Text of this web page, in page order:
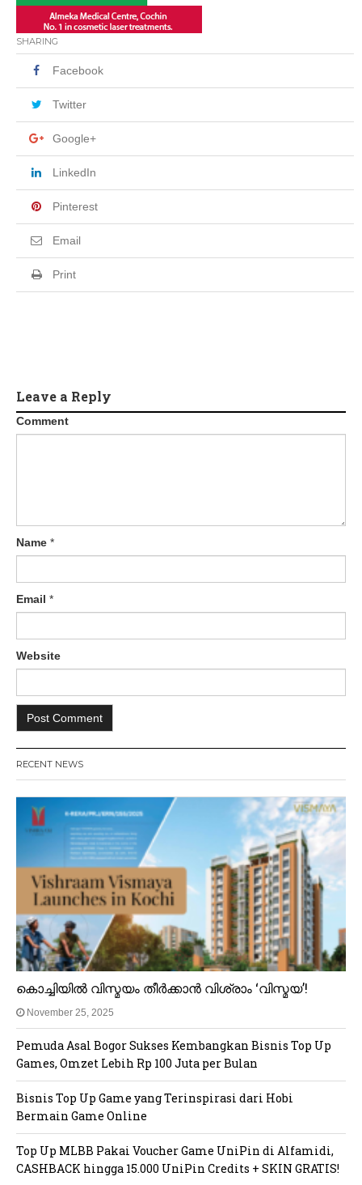
SHARING
Facebook
Twitter
Google+
LinkedIn
Pinterest
Email
Print
Leave a Reply
Comment
Name *
Email *
Website
RECENT NEWS
കൊച്ചിയിൽ വിസ്മയം തീർക്കാൻ വിശ്രാം ‘വിസ്മയ’!
November 25, 2025
Pemuda Asal Bogor Sukses Kembangkan Bisnis Top Up
Games, Omzet Lebih Rp 100 Juta per Bulan
Bisnis Top Up Game yang Terinspirasi dari Hobi
Bermain Game Online
Top Up MLBB Pakai Voucher Game UniPin di Alfamidi,
CASHBACK hingga 15.000 UniPin Credits + SKIN GRATIS!